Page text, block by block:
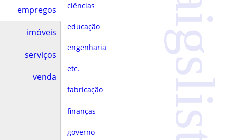
empregos
imóveis
serviços
venda
ciências
educação
engenharia
etc.
fabricação
finanças
governo